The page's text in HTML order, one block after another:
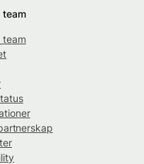
team
team